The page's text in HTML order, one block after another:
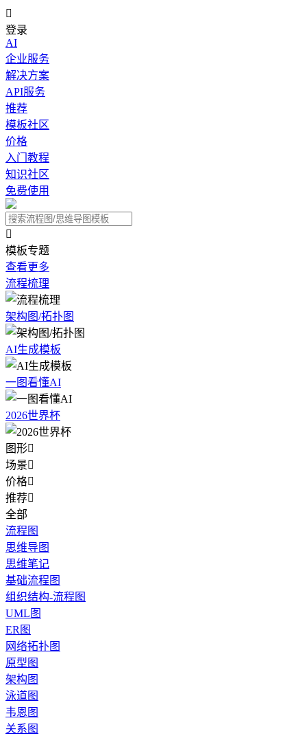

登录
AI
企业服务
解决方案
API服务
推荐
模板社区
价格
入门教程
知识社区
免费使用

模板专题
查看更多
流程梳理
架构图/拓扑图
AI生成模板
一图看懂AI
2026世界杯
图形
场景
价格
推荐
全部
流程图
思维导图
思维笔记
基础流程图
组织结构-流程图
UML图
ER图
网络拓扑图
原型图
架构图
泳道图
韦恩图
关系图